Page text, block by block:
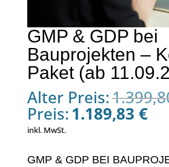
GMP & GDP bei
Bauprojekten –
Paket (ab
Alter Preis:
Preis:1.189,83 €
inkl. MwSt.
GMP & GDP BEI